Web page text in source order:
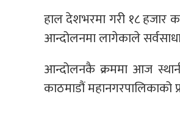
हाल देशभरमा गरी १८ हजार
आन्दोलनमा लागेकाले
आन्दोलनकै क्रममा आज
काठमाडौं महानगरपालिकाको